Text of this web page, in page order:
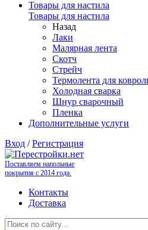
Товары для настила
Товары для настила
Назад
Лаки
Малярная лента
Скотч
Стрейч
Термолента для
Холодная сварка
Шнур сварочный
Пленка
Дополнительные услуги
Вход /Регистрация
Поставляем напольные
покрытия с 2014 года.
Контакты
Доставка